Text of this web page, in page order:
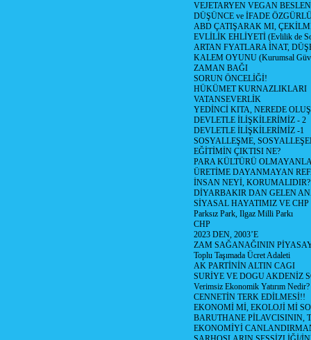
VEJETARYEN VEGAN
DÜŞÜNCE ve İFADE
ABD ÇATIŞARAK MI,
EVLİLİK EHLİYETİ (Evlilik de
ARTAN FYATLARA İNAT,
KALEM OYUNU (Kurumsal
ZAMAN BAĞI
SORUN ÖNCELİĞİ!
HÜKÜMET KURNAZLIKLARI
VATANSEVERLİK
YEDİNCİ KITA, NEREDE
DEVLETLE İLİŞKİLERİMİZ - 2
DEVLETLE İLİŞKİLERİMİZ -1
SOSYALLEŞME,
EĞİTİMİN ÇIKTISI NE?
PARA KÜLTÜRÜ
ÜRETİME DAYANMAYAN
İNSAN NEYİ, KORUMALIDIR?
DİYARBAKIR DAN GELEN
SİYASAL HAYATIMIZ VE CHP
Parksız Park, Ilgaz Milli Parkı
CHP
2023 DEN, 2003’E
ZAM SAĞANAĞININ
Toplu Taşımada Ücret Adaleti
AK PARTİNİN ALTIN CAGI
SURİYE VE DOGU AKDENİZ
Verimsiz Ekonomik Yatırım Nedir?
CENNETİN TERK EDİLMESİ!!
EKONOMİ Mİ, EKOLOJİ Mİ
BARUTHANE PİLAVCISININ,
EKONOMİYİ